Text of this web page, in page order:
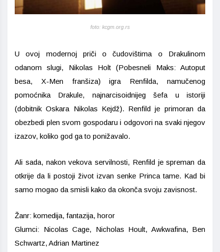
foto: kcgm.org.rs
U ovoj modernoj priči o čudovištima o Drakulinom
odanom slugi, Nikolas Holt (Pobesneli Maks: Autoput
besa, X-Men franšiza) igra Renfilda, namučenog
pomoćnika Drakule, najnarcisoidnijeg šefa u istoriji
(dobitnik Oskara Nikolas Kejdž). Renfild je primoran da
obezbedi plen svom gospodaru i odgovori na svaki njegov
izazov, koliko god ga to ponižavalo.
Ali sada, nakon vekova servilnosti, Renfild je spreman da
otkrije da li postoji život izvan senke Princa tame. Kad bi
samo mogao da smisli kako da okonča svoju zavisnost.
Žanr: komedija, fantazija, horor
Glumci: Nicolas Cage, Nicholas Hoult, Awkwafina, Ben
Schwartz, Adrian Martinez